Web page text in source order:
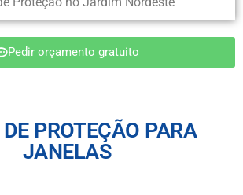
Pedir orçamento gratuito
DE PROTEÇÃO PARA
JANELAS